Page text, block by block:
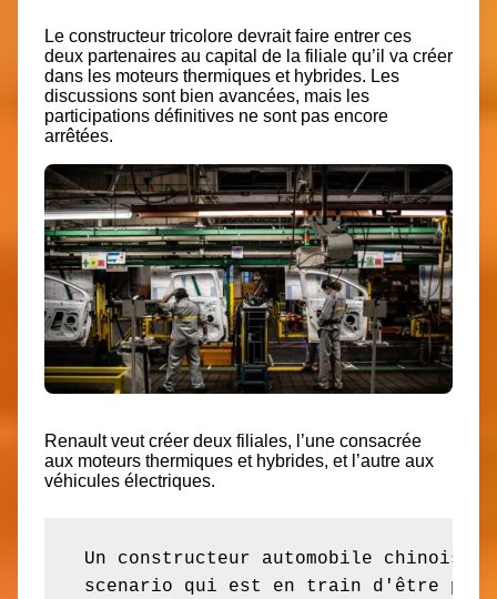
Le constructeur tricolore devrait faire entrer ces
deux partenaires au capital de la filiale qu’il va créer
dans les moteurs thermiques et hybrides. Les
discussions sont bien avancées, mais les
participations définitives ne sont pas encore
arrêtées.
Renault veut créer deux filiales, l’une consacrée
aux moteurs thermiques et hybrides, et l’autre aux
véhicules électriques.
Un constructeur automobile chinois
scenario qui est en train d'être